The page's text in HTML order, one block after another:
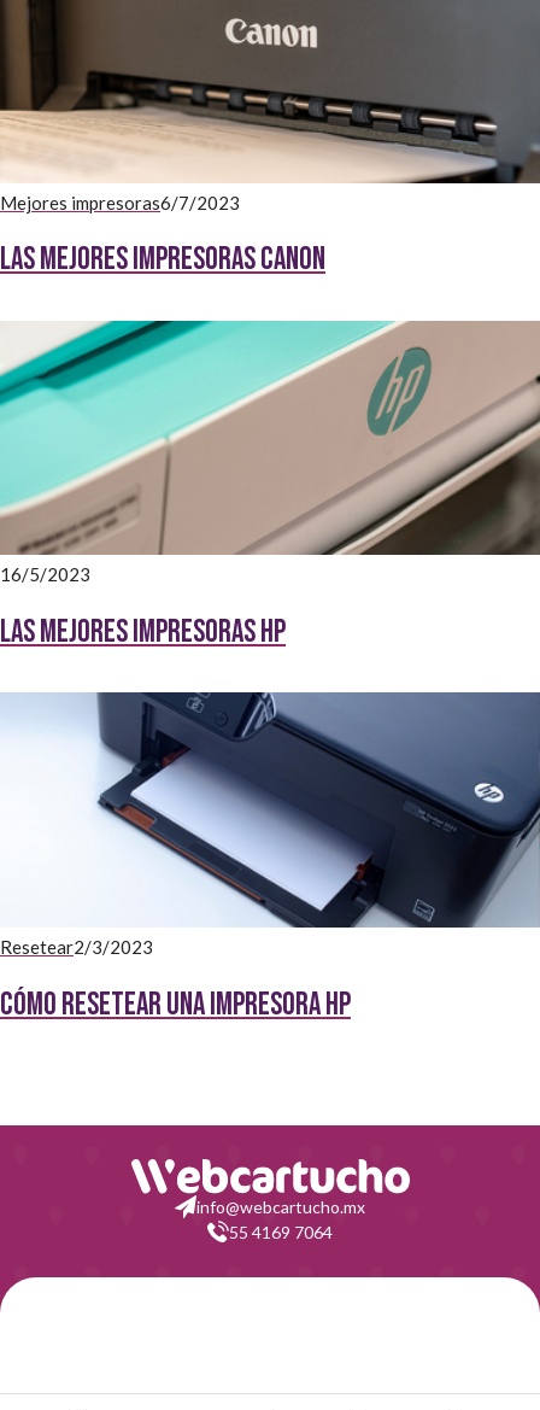
Mejores impresoras6/7/2023
Las mejores impresoras Canon
16/5/2023
Las Mejores impresoras HP
Resetear2/3/2023
Cómo resetear una impresora HP
info@webcartucho.mx
55 4169 7064